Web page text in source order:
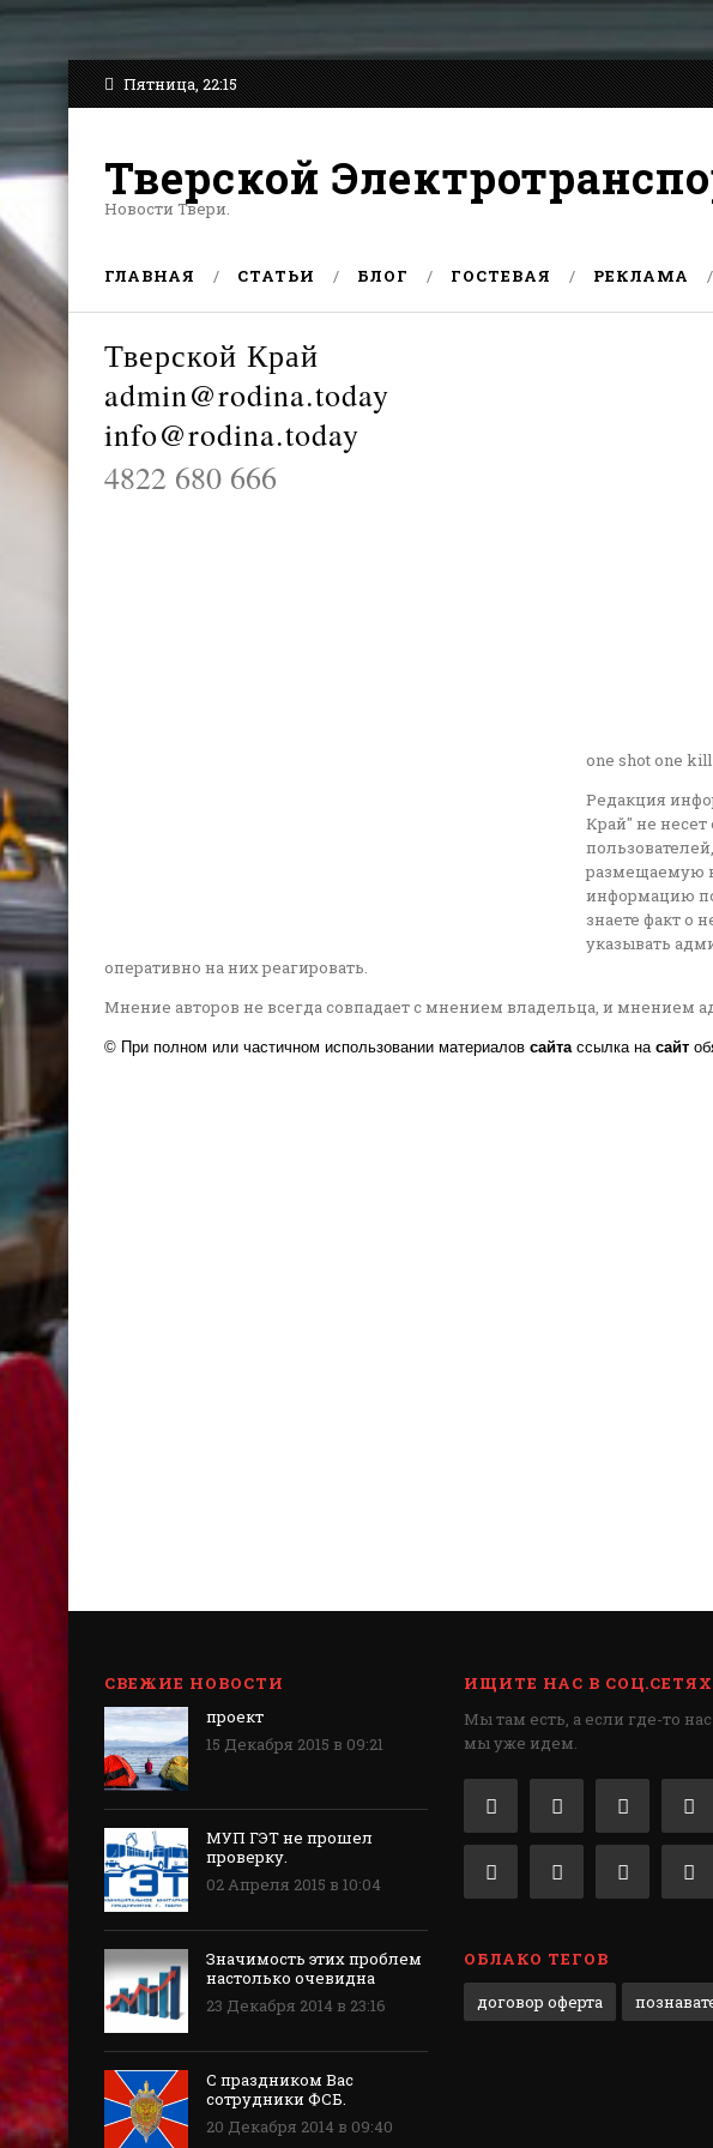
Пятница, 22:15
Тверской
Новости Твери.
ГЛАВНАЯ СТАТЬИ БЛОГ ГОСТЕВАЯ РЕКЛАМА
Тверской Край
admin@rodina.today
info@rodina.today
4822 680 666
one shot one kill
Редакция
Край" не несет
размещаемую
информацию
знаете факт о
указывать
оперативно на них реагировать.
Мнение авторов не всегда совпадает с мнением владельца, и мнением
© При полном или частичном использовании материалов сайтассылка на сайт
СВЕЖИЕ НОВОСТИ
проект
15 Декабря 2015 в 09:21
МУП ГЭТ не прошел
проверку.
02 Апреля 2015 в 10:04
Значимость этих проблем
настолько очевидна
23 Декабря 2014 в 23:16
С праздником Вас
сотрудники ФСБ.
20 Декабря 2014 в 09:40
ИЩИТЕ НАС В СОЦ.СЕТЯХ
Мы там есть, а если где-то нас
мы уже идем.
ОБЛАКО ТЕГОВ
договор оферта